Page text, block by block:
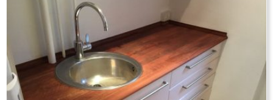
Trædeflader + forkanter